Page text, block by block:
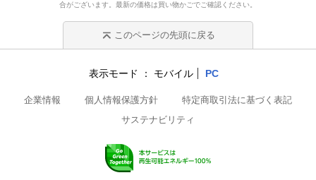
合がございます。最新の価格は買い物かごでご確認ください。
このページの先頭に戻る
表示モード モバイル PC
企業情報 個人情報保護方針
特定商取引法に基づく表記
サステナビリティ